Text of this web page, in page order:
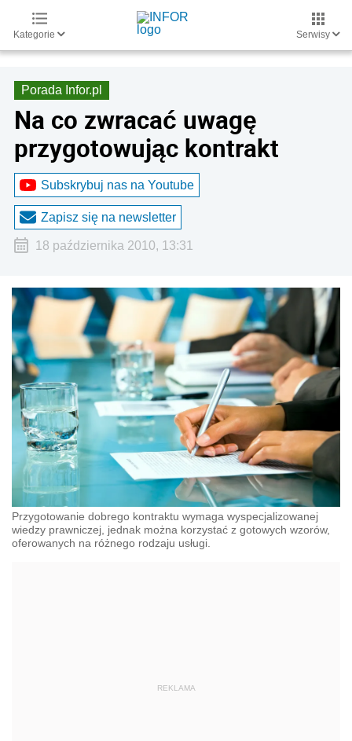
Kategorie Serwisy
Porada Infor.pl
Na co zwracać uwagę
przygotowując kontrakt
Subskrybuj nas na Youtube
Zapisz się na newsletter
18 października 2010, 13:31
Przygotowanie dobrego kontraktu wymaga wyspecjalizowanej
wiedzy prawniczej, jednak można korzystać z gotowych wzorów,
oferowanych na różnego rodzaju usługi.